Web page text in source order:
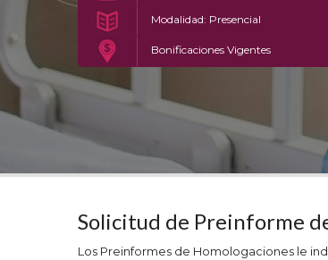
Modalidad: Presencial
Bonificaciones Vigentes
Solicitud de Preinforme
Los Preinformes de Homologaciones le